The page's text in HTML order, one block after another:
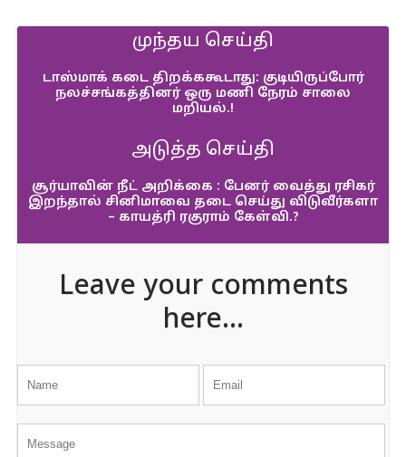
முந்தய செய்தி
டாஸ்மாக் கடை திறக்ககூடாது: குடியிருப்போர்
நலச்சங்கத்தினர் ஒரு மணி நேரம் சாலை
மறியல்.!
அடுத்த செய்தி
சூர்யாவின் நீட் அறிக்கை : பேனர் வைத்து ரசிகர்
இறந்தால் சினிமாவை தடை செய்து விடுவீர்களா
– காயத்ரி ரகுராம் கேள்வி.?
Leave your comments
here...